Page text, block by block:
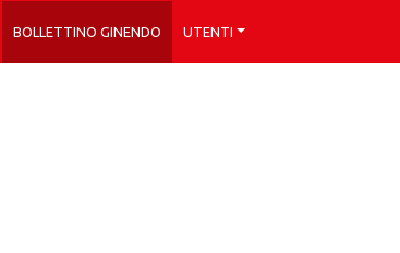
BOLLETTINO GINENDO UTENTI